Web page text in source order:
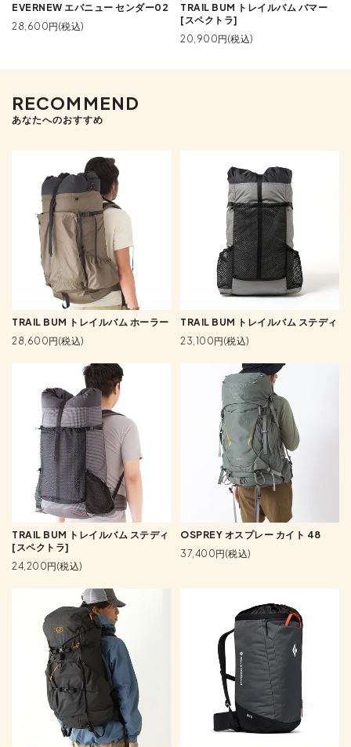
EVERNEW エバニュー センダー02
28,600円(税込)
TRAIL BUM トレイルバム バマー
[スペクトラ]
20,900円(税込)
RECOMMEND
あなたへのおすすめ
TRAIL BUM トレイルバム ホーラー
28,600円(税込)
TRAIL BUM トレイルバム ステディ
23,100円(税込)
TRAIL BUM トレイルバム ステディ
[スペクトラ]
24,200円(税込)
OSPREY オスプレー カイト 48
37,400円(税込)